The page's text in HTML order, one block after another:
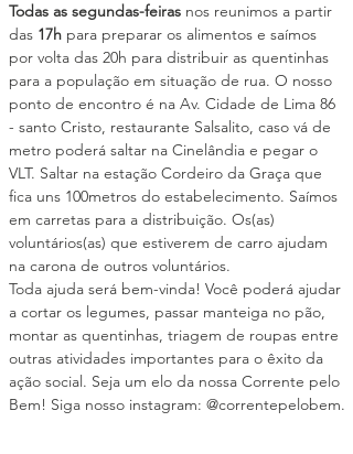
Todas as segundas-feiras nos reunimos a partir
das 17h para preparar os alimentos e saímos
por volta das 20h para distribuir as quentinhas
para a população em situação de rua. O nosso
ponto de encontro é na Av. Cidade de Lima 86
- santo Cristo, restaurante Salsalito, caso vá de
metro poderá saltar na Cinelândia e pegar o
VLT. Saltar na estação Cordeiro da Graça que
fica uns 100metros do estabelecimento. Saímos
em carretas para a distribuição. Os(as)
voluntários(as) que estiverem de carro ajudam
na carona de outros voluntários.
Toda ajuda será bem-vinda! Você poderá ajudar
a cortar os legumes, passar manteiga no pão,
montar as quentinhas, triagem de roupas entre
outras atividades importantes para o êxito da
ação social. Seja um elo da nossa Corrente pelo
Bem! Siga nosso instagram: @correntepelobem.